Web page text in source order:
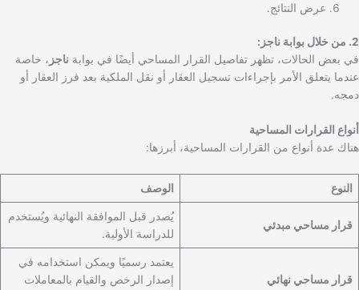
عرض النتائج.
2. من خلال بوابة ناجز:
في بعض الحالات، تظهر تفاصيل القرار المساحي أيضًا في بوابة ناجز ، خاصة
عندما يتعلق الأمر بإجراءات تسجيل العقار أو نقل الملكية بعد فرز العقار أو
دمجه.
أنواع القرارات المساحية
هناك عدة أنواع من القرارات المساحية، أبرزها:
النوع الوصف
قرار مساحي مبدئي
يُصدر قبل الموافقة النهائية ويُستخدم
للدراسة الأولية.
قرار مساحي نهائي
يعتمد رسميًا ويمكن استخدامه في
إصدار الرخص والقيام بالمعاملات